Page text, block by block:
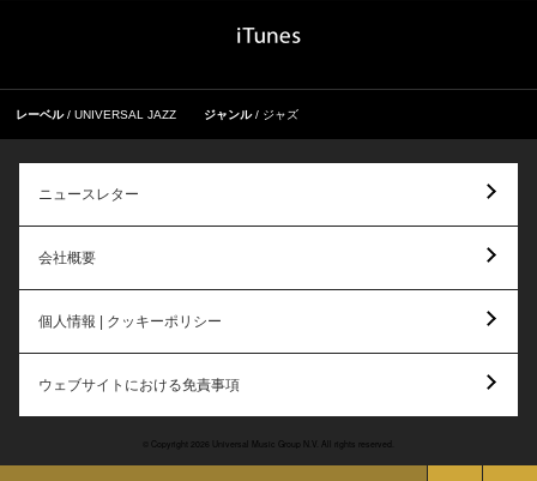
レーベル UNIVERSAL JAZZ ジャンル ジャズ
ニュースレター
会社概要
個人情報 | クッキーポリシー
ウェブサイトにおける免責事項
© Copyright 2026 Universal Music Group N.V. All rights reserved.